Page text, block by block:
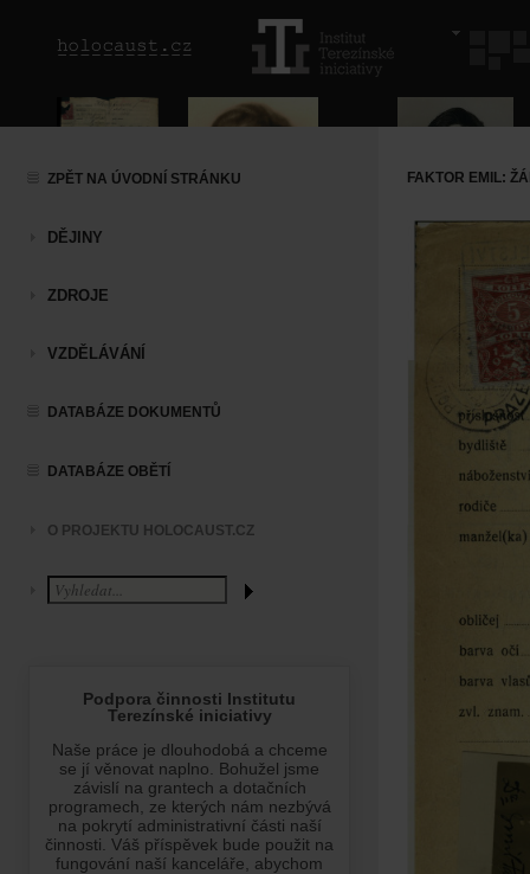
ZPĚT NA ÚVODNÍ STRÁNKU
DĚJINY
ZDROJE
VZDĚLÁVÁNÍ
DATABÁZE DOKUMENTŮ
DATABÁZE OBĚTÍ
O PROJEKTU HOLOCAUST.CZ
FAKTOR EMIL: